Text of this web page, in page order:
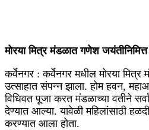
मोरया मित्र मंडळात गणेश
कर्वेनगर : कर्वेनगर मधील मोरया
उत्साहात संपन्न झाला. होम हवन,
विधिवत पूजा करत मंडळाच्या वतीने
देण्यात आल्या. यावेळी महिलांसाठी
करण्यात आला होता.